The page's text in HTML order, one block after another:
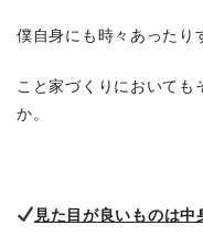
僕自身にも時々あったり
こと家づくりにおいても
か。
見た目が良いものは中